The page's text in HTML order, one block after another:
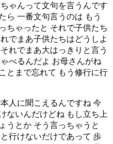
ゃんって文句を言うんです
ら 一番文句言うのは もう
ちゃったと それで子供たち
でまあ子供たちはどうしよ
れでまあ大はっきりと言う
べるんだよ お母さんがね
とまで忘れて もう修行に行
人に聞こえるんですね 今
ないんだけどね もし立ち上
うとか そう言っちゃうと
行けないだけであって 歩